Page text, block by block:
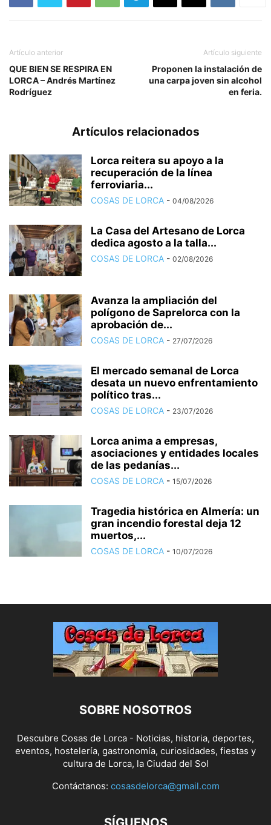
Artículo anterior
QUE BIEN SE RESPIRA EN
LORCA – Andrés Martínez
Rodríguez
Artículo siguiente
Proponen la instalación de
una carpa joven sin alcohol
en feria.
Artículos relacionados
Lorca reitera su apoyo a la
recuperación de la línea
ferroviaria...
COSAS DE LORCA - 04/08/2026
La Casa del Artesano de Lorca
dedica agosto a la talla...
COSAS DE LORCA - 02/08/2026
Avanza la ampliación del
polígono de Saprelorca con la
aprobación de...
COSAS DE LORCA - 27/07/2026
El mercado semanal de Lorca
desata un nuevo enfrentamiento
político tras...
COSAS DE LORCA - 23/07/2026
Lorca anima a empresas,
asociaciones y entidades locales
de las pedanías...
COSAS DE LORCA - 15/07/2026
Tragedia histórica en Almería: un
gran incendio forestal deja 12
muertos,...
COSAS DE LORCA - 10/07/2026
SOBRE NOSOTROS
Descubre Cosas de Lorca - Noticias, historia, deportes,
eventos, hostelería, gastronomía, curiosidades, fiestas y
cultura de Lorca, la Ciudad del Sol
Contáctanos: cosasdelorca@gmail.com